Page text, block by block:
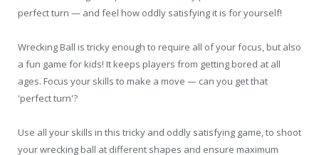
perfect turn — and feel how oddly satisfying it is for yourself!
Wrecking Ball is tricky enough to require all of your focus, but also
a fun game for kids! It keeps players from getting bored at all
ages. Focus your skills to make a move — can you get that
'perfect turn'?
Use all your skills in this tricky and oddly satisfying game, to shoot
your wrecking ball at different shapes and ensure maximum